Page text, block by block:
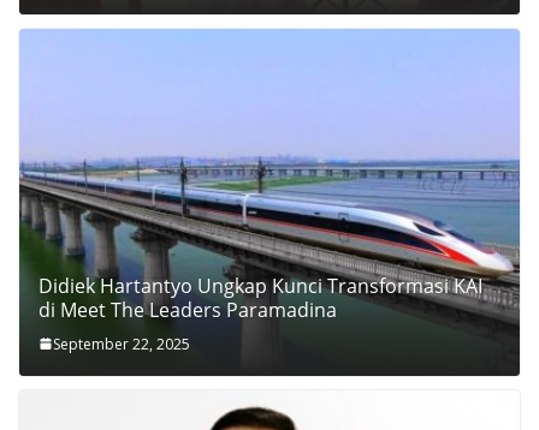
Didiek Hartantyo Ungkap Kunci Transformasi KAI
di Meet The Leaders Paramadina
September 22, 2025